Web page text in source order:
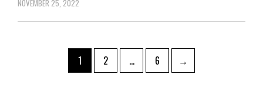
NOVEMBER 25, 2022
paginering
Pagina
1 Pagina
2 … Pagina
6 →